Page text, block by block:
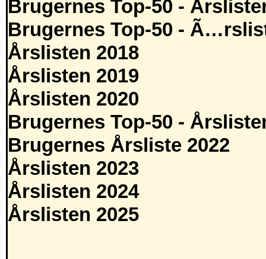
Brugernes Top-50 -
Brugernes Top-50 -
Årslisten 2018
Årslisten 2019
Årslisten 2020
Brugernes Top-50 -
Brugernes Årsliste 2022
Årslisten 2023
Årslisten 2024
Årslisten 2025